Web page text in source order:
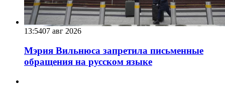
13:5407 авг 2026
Мэрия Вильнюса запретила письменные
обращения на русском языке